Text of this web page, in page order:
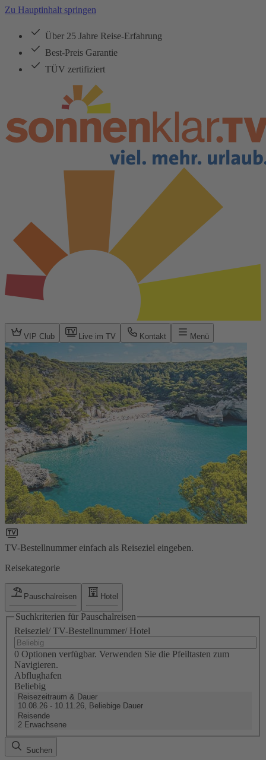
Zu Hauptinhalt springen
Über 25 Jahre Reise-Erfahrung
Best-Preis Garantie
TÜV zertifiziert
VIP Club Live im TV Kontakt Menü
TV-Bestellnummer einfach als Reiseziel eingeben.
Reisekategorie
Pauschalreisen Hotel
Suchkriterien für Pauschalreisen
Reiseziel/ TV-Bestellnummer/ Hotel
0 Optionen verfügbar. Verwenden Sie die Pfeiltasten zum
Navigieren.
Abflughafen
Beliebig
Reisezeitraum & Dauer
10.08.26 - 10.11.26, Beliebige Dauer
Reisende
2 Erwachsene
Suchen